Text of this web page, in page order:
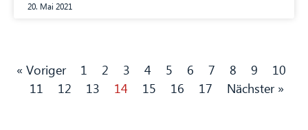
20. Mai 2021
« Voriger 1 2 3 4 5 6 7 8 9
10
11
12 13 14 15 16 17 Nächster »